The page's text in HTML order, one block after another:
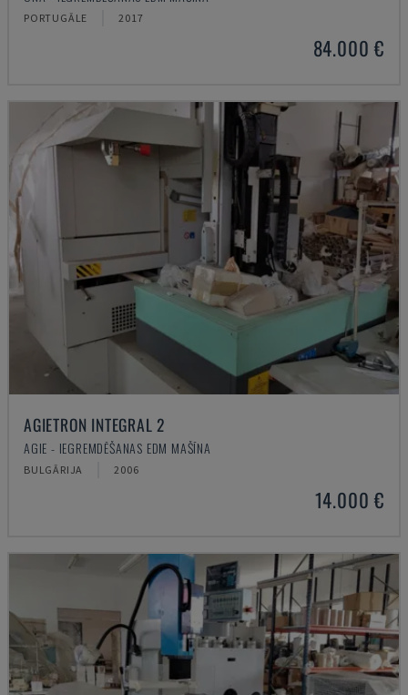
PORTUGĀLE 2017
84.000 €
AGIETRON INTEGRAL 2
AGIE - IEGREMDĒŠANAS EDM MAŠĪNA
BULGĀRIJA 2006
14.000 €